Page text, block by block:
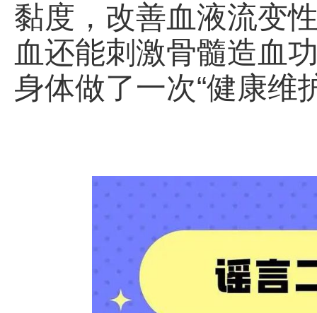
黏度，改善血液流变
血还能刺激骨髓造血
身体做了一次“健康维